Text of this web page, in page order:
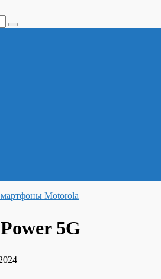
Motorola
5G